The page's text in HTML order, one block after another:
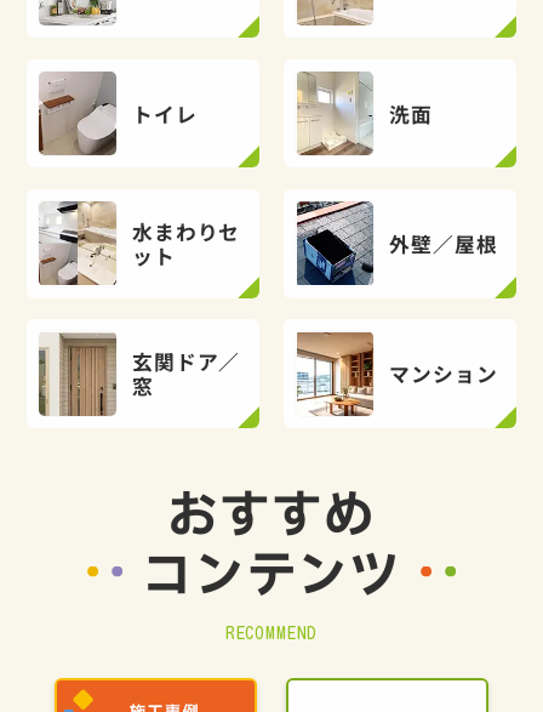
トイレ 洗面
水まわりセ
ット
外壁／屋根
玄関ドア／
窓
マンション
おすすめ
コンテンツ
RECOMMEND